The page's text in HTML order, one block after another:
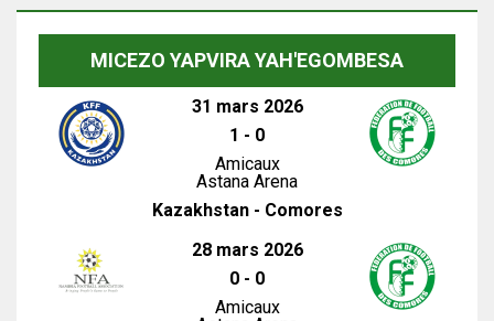
MICEZO YAPVIRA YAH'EGOMBESA
31 mars 2026
1 - 0
Amicaux
Astana Arena
Kazakhstan - Comores
28 mars 2026
0 - 0
Amicaux